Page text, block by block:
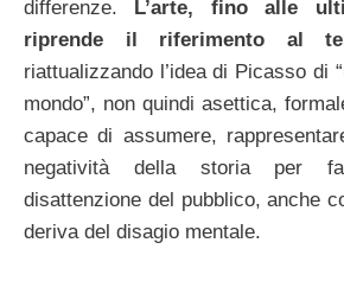
differenze.
L’arte, fino alle
riprende il riferimento al
riattualizzando l’idea di Picasso di
mondo”, non quindi asettica,
capace di assumere,
negatività della storia per
disattenzione del pubblico, anche
deriva del disagio mentale.